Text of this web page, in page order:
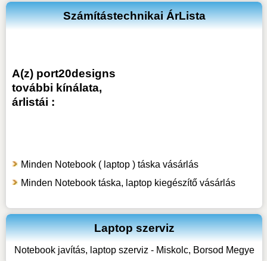
Számítástechnikai ÁrLista
A(z) port20designs
további kínálata,
árlistái :
Minden Notebook ( laptop ) táska vásárlás
Minden Notebook táska, laptop kiegészítő vásárlás
Laptop szerviz
Notebook javítás, laptop szerviz - Miskolc, Borsod Megye